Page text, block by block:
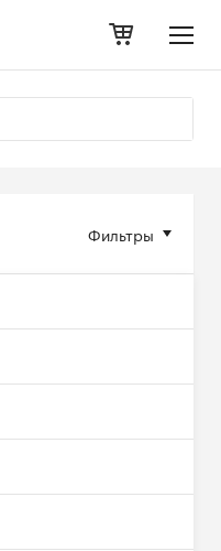
Фильтры